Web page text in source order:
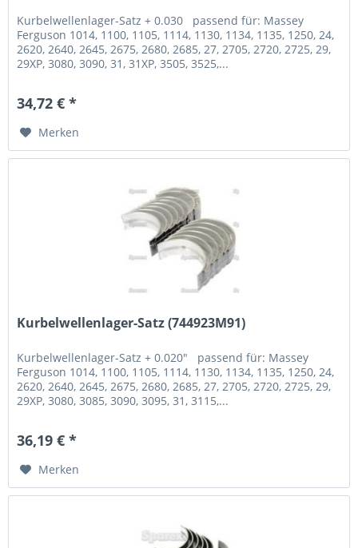
Kurbelwellenlager-Satz + 0.030 passend für: Massey
Ferguson 1014, 1100, 1105, 1114, 1130, 1134, 1135, 1250, 24,
2620, 2640, 2645, 2675, 2680, 2685, 27, 2705, 2720, 2725, 29,
29XP, 3080, 3090, 31, 31XP, 3505, 3525,...
34,72 € *
Merken
Kurbelwellenlager-Satz (744923M91)
Kurbelwellenlager-Satz + 0.020" passend für: Massey
Ferguson 1014, 1100, 1105, 1114, 1130, 1134, 1135, 1250, 24,
2620, 2640, 2645, 2675, 2680, 2685, 27, 2705, 2720, 2725, 29,
29XP, 3080, 3085, 3090, 3095, 31, 3115,...
36,19 € *
Merken